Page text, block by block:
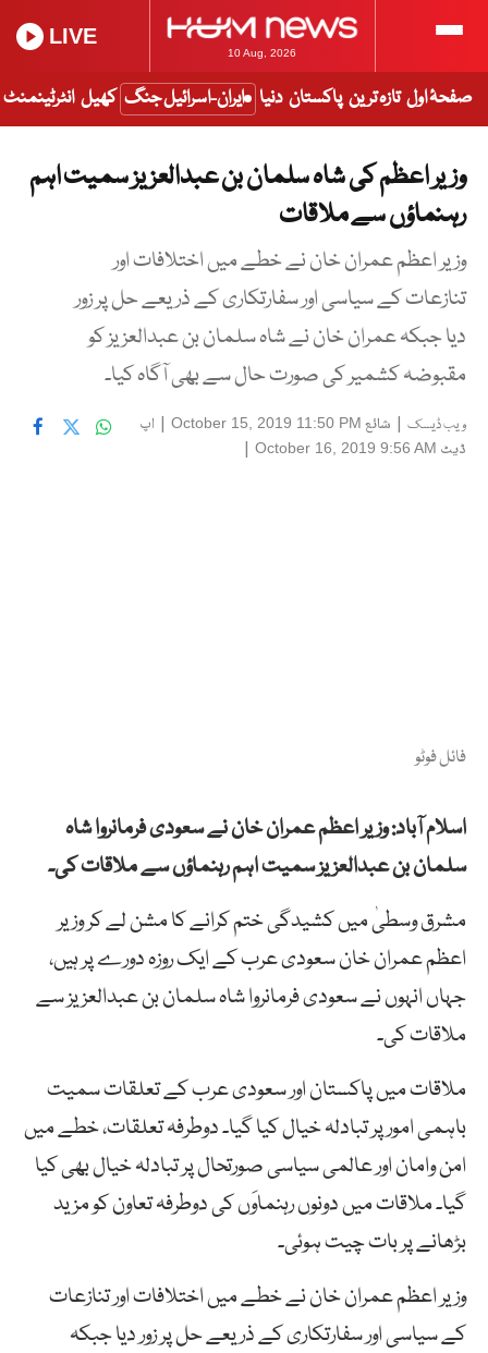
10 Aug, 2026
LIVE
صفحۂ اول تازہ ترین پاکستان دنیا ایران-اسرائیل جنگ کھیل انٹرٹینمنٹ
وزیر اعظم کی شاہ سلمان بن عبدالعزیز سمیت اہم
رہنماؤں سے ملاقات
وزیر اعظم عمران خان نے خطے میں اختلافات اور
تنازعات کے سیاسی اور سفارتکاری کے ذریعے حل پر زور
دیا جبکہ عمران خان نے شاہ سلمان بن عبدالعزیز کو
مقبوضہ کشمیر کی صورت حال سے بھی آگاہ کیا۔
ویب ڈیسک | شائع October 15, 2019 11:50 PM
| اپ
ڈیٹ October 16, 2019 9:56 AM
|
فائل فوٹو
اسلام آباد: وزیر اعظم عمران خان نے سعودی فرمانروا شاہ
سلمان بن عبدالعزیز سمیت اہم رہنماؤں سے ملاقات کی۔
مشرق وسطیٰ میں کشیدگی ختم کرانے کا مشن لے کر وزیر
اعظم عمران خان سعودی عرب کے ایک روزہ دورے پر ہیں،
جہاں انہوں نے سعودی فرمانروا شاہ سلمان بن عبدالعزیز سے
ملاقات کی۔
ملاقات میں پاکستان اور سعودی عرب کے تعلقات سمیت
باہمی امور پر تبادلہ خیال کیا گیا۔ دوطرفہ تعلقات، خطے میں
امن وامان اور عالمی سیاسی صورتحال پر تبادلہ خیال بھی کیا
گیا۔ ملاقات میں دونوں رہنماوَں کی دوطرفہ تعاون کو مزید
بڑھانے پر بات چیت ہوئی۔
وزیر اعظم عمران خان نے خطے میں اختلافات اور تنازعات
کے سیاسی اور سفارتکاری کے ذریعے حل پر زور دیا جبکہ